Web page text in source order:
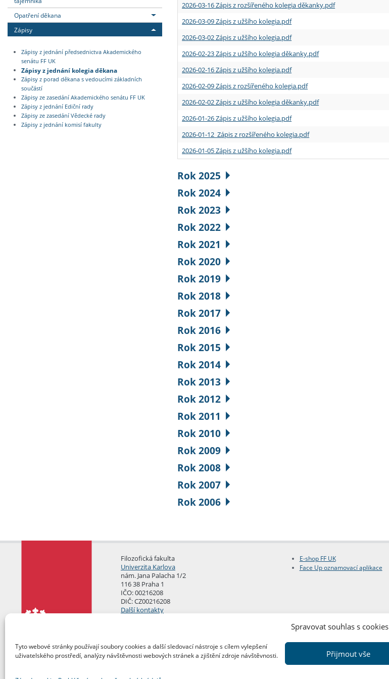
Spravovat souhlas s cookies
Tyto webové stránky používají soubory cookies a další sledovací nástroje s cílem vylepšení
uživatelského prostředí, analýzy návštěvnosti webových stránek a zjištění zdroje návštěvnosti.
Přijmout vše
Opatření děkana
Zápisy
Zápisy z jednání předsednictva Akademického
senátu FF UK
Zápisy z jednání kolegia děkana
Zápisy z porad děkana s vedoucími základních
součástí
Zápisy ze zasedání Akademického senátu FF UK
Zápisy z jednání Ediční rady
Zápisy ze zasedání Vědecké rady
Zápisy z jednání komisí fakulty
2026-03-16 Zápis z rozšířeného kolegia děkanky.pdf
2026-03-09 Zápis z užšího kolegia.pdf
2026-03-02 Zápis z užšího kolegia.pdf
2026-02-23 Zápis z užšího kolegia děkanky.pdf
2026-02-16 Zápis z užšího kolegia.pdf
2026-02-09 Zápis z rozšířeného kolegia.pdf
2026-02-02 Zápis z užšího kolegia děkanky.pdf
2026-01-26 Zápis z užšího kolegia.pdf
2026-01-12 Zápis z rozšířeného kolegia.pdf
2026-01-05 Zápis z užšího kolegia.pdf
Rok 2025
Rok 2024
Rok 2023
Rok 2022
Rok 2021
Rok 2020
Rok 2019
Rok 2018
Rok 2017
Rok 2016
Rok 2015
Rok 2014
Rok 2013
Rok 2012
Rok 2011
Rok 2010
Rok 2009
Rok 2008
Rok 2007
Rok 2006
Filozofická fakulta
Univerzita Karlova
nám. Jana Palacha 1/2
116 38 Praha 1
IČO: 00216208
DIČ: CZ00216208
Další kontakty
E-shop FF UK
Face Up oznamovací aplikace